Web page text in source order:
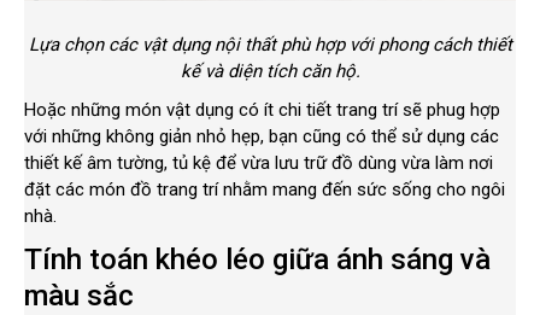
Lựa chọn các vật dụng nội thất phù hợp với phong cách thiết
kế và diện tích căn hộ.
Hoặc những món vật dụng có ít chi tiết trang trí sẽ phug hợp
với những không giản nhỏ hẹp, bạn cũng có thể sử dụng các
thiết kế âm tường, tủ kệ để vừa lưu trữ đồ dùng vừa làm nơi
đặt các món đồ trang trí nhằm mang đến sức sống cho ngôi
nhà.
Tính toán khéo léo giữa ánh sáng và
màu sắc